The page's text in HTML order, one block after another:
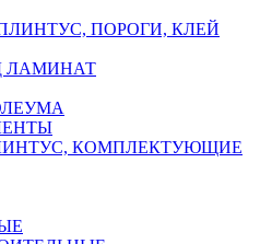
ПОРОГИ, КЛЕЙ
ЛАМИНАТ
КОМПЛЕКТУЮЩИЕ